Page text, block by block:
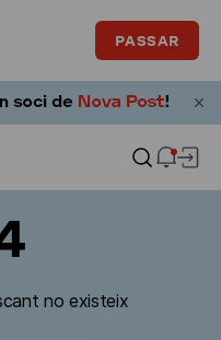
PASSAR
no existeix